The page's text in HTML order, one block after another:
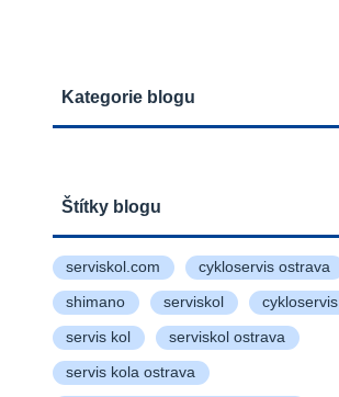
Kategorie blogu
Štítky blogu
serviskol.com cykloservis ostrava
shimano serviskol cykloservis
servis kol serviskol ostrava
servis kola ostrava